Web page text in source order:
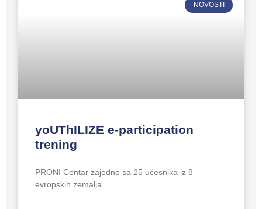
NOVOSTI
yoUThILIZE e-participation
trening
PRONI Centar zajedno sa 25 učesnika iz 8
evropskih zemalja